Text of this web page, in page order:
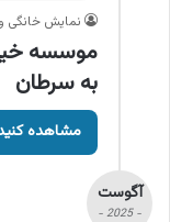
نمایش خانگی
موسسه
به سرطان
مشاهده
آگوست
- 2025 -